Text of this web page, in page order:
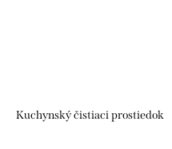
Kuchynský čistiaci prostiedok